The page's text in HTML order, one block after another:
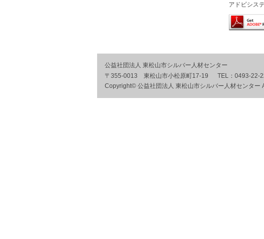
アドビシス
公益社団法人 東松山市シルバー人材センター
〒355-0013 東松山市小松原町17-19
TEL： 0493-22-
Copyright© 公益社団法人 東松山市シルバー人材センター